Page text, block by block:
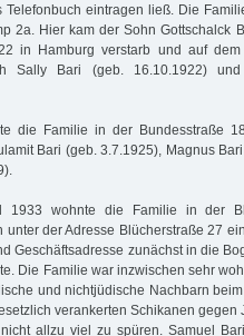
Telefonbuch eintragen ließ. Die
2a. Hier kam der Sohn Gottschalck
in Hamburg verstarb und auf dem
Sally Bari (geb. 16.10.1922)
die Familie in der Bundesstraße
Bari (geb. 3.7.1925), Magnus
1933 wohnte die Familie in der
der Adresse Blücherstraße 27
Geschäftsadresse zunächst in die
Die Familie war inzwischen sehr
und nichtjüdische Nachbarn
verankerten Schikanen gegen
allzu viel zu spüren. Samuel